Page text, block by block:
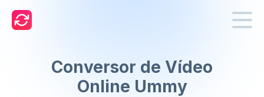
Conversor de Vídeo
Online Ummy